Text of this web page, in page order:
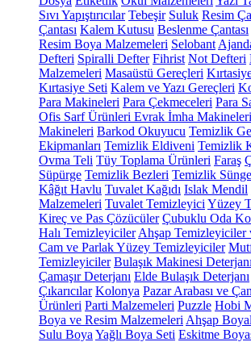
Sıvı Yapıştırıcılar Tebeşir Suluk Resim
Çantası Kalem Kutusu Beslenme Çantası
Resim Boya Malzemeleri Selobant
Defteri Spiralli Defter Fihrist Not Defteri
Malzemeleri Masaüstü Gereçleri
Kırtasiye Seti Kalem ve Yazı Gereçleri
Para Makineleri Para Çekmeceleri Para
Ofis Sarf Ürünleri Evrak İmha Makineleri
Makineleri Barkod Okuyucu Temizlik
Ekipmanları Temizlik Eldiveni Temizlik
Ovma Teli Tüy Toplama Ürünleri Faraş
Süpürge Temizlik Bezleri Temizlik
Kâğıt Havlu Tuvalet Kağıdı Islak Mendil
Malzemeleri Tuvalet Temizleyici Yüzey
Kireç ve Pas Çözücüler Çubuklu Oda
Halı Temizleyiciler Ahşap Temizleyiciler
Cam ve Parlak Yüzey Temizleyiciler
Temizleyiciler Bulaşık Makinesi Deterjanı
Çamaşır Deterjanı Elde Bulaşık Deterjanı
Çıkarıcılar Kolonya Pazar Arabası ve
Ürünleri Parti Malzemeleri Puzzle Hobi
Boya ve Resim Malzemeleri Ahşap
Sulu Boya Yağlı Boya Seti Eskitme